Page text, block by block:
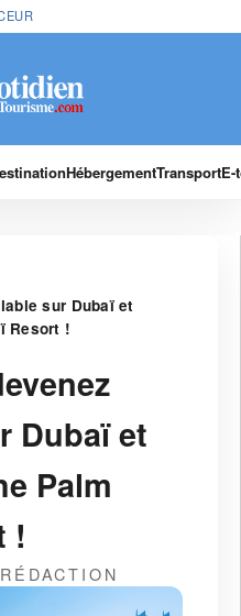
HébergementTransport
sur Dubaï et
Resort !
Dubaï et
Palm
!